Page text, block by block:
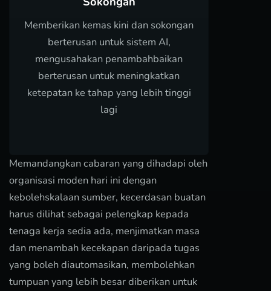
Memberikan kemas kini dan sokongan
berterusan untuk sistem AI,
mengusahakan penambahbaikan
berterusan untuk meningkatkan
ketepatan ke tahap yang lebih tinggi
lagi
Memandangkan cabaran yang dihadapi oleh
organisasi moden hari ini dengan
kebolehskalaan sumber, kecerdasan buatan
harus dilihat sebagai pelengkap kepada
tenaga kerja sedia ada, menjimatkan masa
dan menambah kecekapan daripada tugas
yang boleh diautomasikan, membolehkan
tumpuan yang lebih besar diberikan untuk